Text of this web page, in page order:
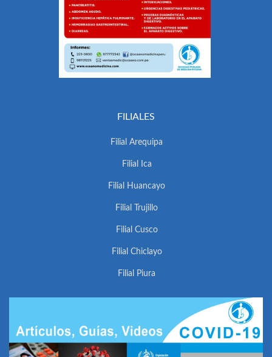
FILIALES
Filial Arequipa
Filial Ica
Filial Huancayo
Filial Trujillo
Filial Cusco
Filial Chiclayo
Filial Piura